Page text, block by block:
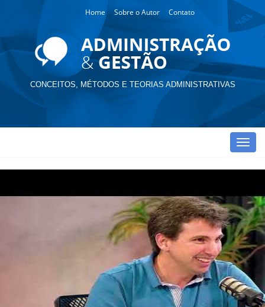
Home Sobre o Autor Contato
CONCEITOS, MÉTODOS E TEORIAS ADMINISTRATIVAS